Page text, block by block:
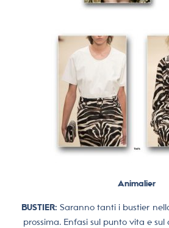
Animalier
BUSTIER: Saranno tanti i bustier
prossima. Enfasi sul punto vita e